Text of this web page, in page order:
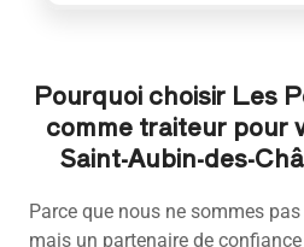
Pourquoi choisir Les
comme traiteur pour
Saint-Aubin-des-
Parce que nous ne sommes
mais un partenaire de